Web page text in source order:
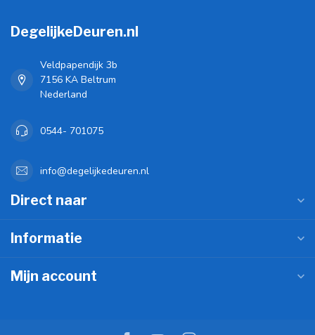
DegelijkeDeuren.nl
Veldpapendijk 3b
7156 KA Beltrum
Nederland
0544- 701075
info@degelijkedeuren.nl
Direct naar
Informatie
Mijn account